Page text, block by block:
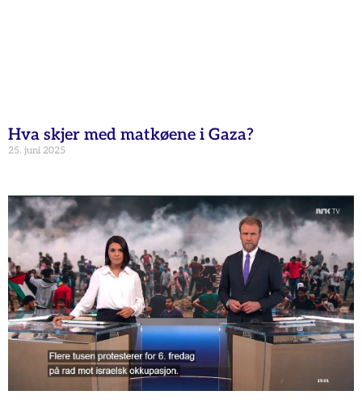
Hva skjer med matkøene i Gaza?
25. juni 2025